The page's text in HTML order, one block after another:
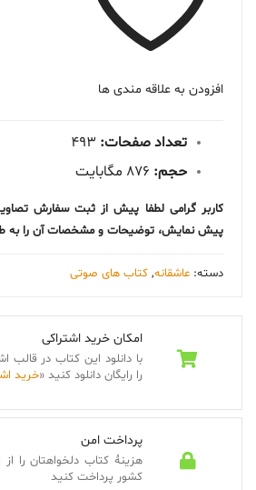
امکان خرید اشتراکی
با دانلود این کتاب در قالب
را رایگان دانلود کنید «خرید
پرداخت امن
هزینۀ کتاب دلخواهتان را
کشور پرداخت کنید
افزودن به علاقه مندی ها
تعداد صفحات: 493
حجم:
کاربر گرامی لطفا پیش از ثبت سفارش
پیش نمایش، توضیحات و مشخصات آن را به
دسته: عاشقانه, کتاب های صوتی